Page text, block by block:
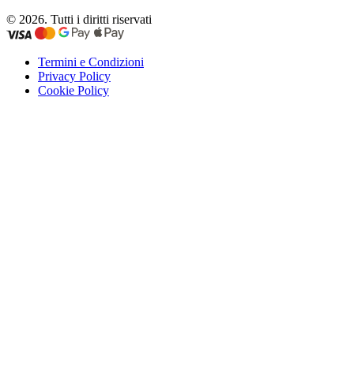
© 2026. Tutti i diritti riservati
Termini e Condizioni
Privacy Policy
Cookie Policy